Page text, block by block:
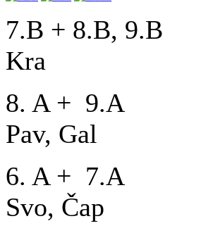
7.B + 8.B, 9.B
Kra
8. A + 9.A
Pav, Gal
6. A + 7.A
Svo, Čap